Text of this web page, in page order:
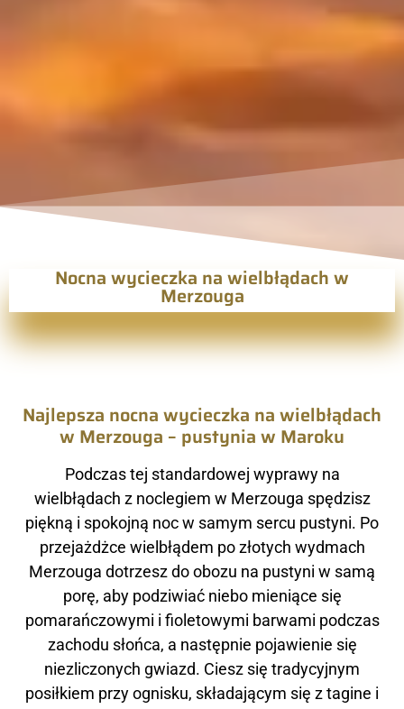
Nocna wycieczka na wielbłądach w
Merzouga
Najlepsza nocna wycieczka na wielbłądach
w Merzouga – pustynia w Maroku
Podczas tej standardowej wyprawy na
wielbłądach z noclegiem w Merzouga spędzisz
piękną i spokojną noc w samym sercu pustyni. Po
przejażdżce wielbłądem po złotych wydmach
Merzouga dotrzesz do obozu na pustyni w samą
porę, aby podziwiać niebo mieniące się
pomarańczowymi i fioletowymi barwami podczas
zachodu słońca, a następnie pojawienie się
niezliczonych gwiazd. Ciesz się tradycyjnym
posiłkiem przy ognisku, składającym się z tagine i